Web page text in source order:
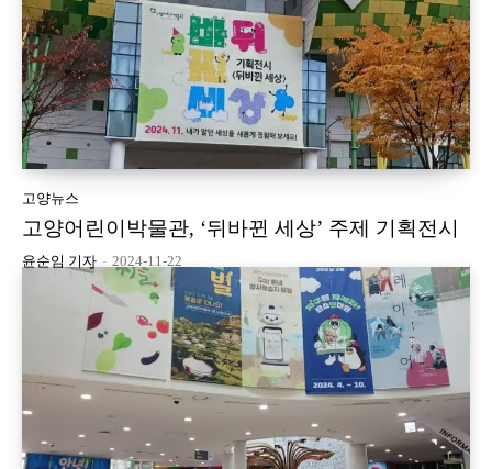
고양뉴스
고양어린이박물관, ‘뒤바뀐 세상’ 주제 기획전시
윤순임 기자 - 2024-11-22